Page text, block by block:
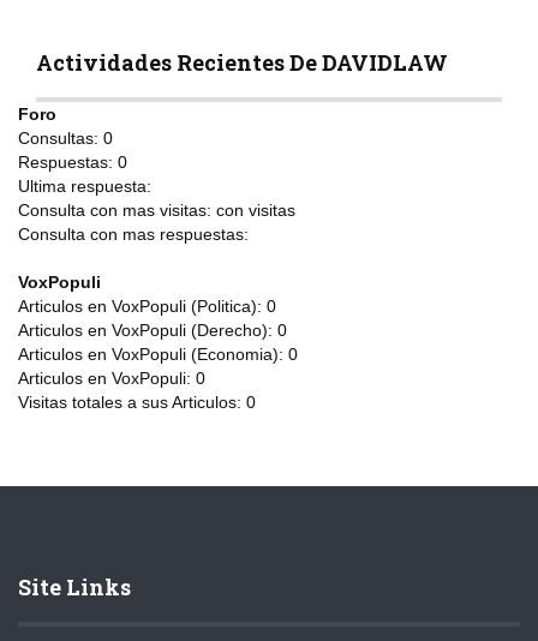
Actividades Recientes De DAVIDLAW
Foro
Consultas: 0
Respuestas: 0
Ultima respuesta:
Consulta con mas visitas: con visitas
Consulta con mas respuestas:
VoxPopuli
Articulos en VoxPopuli (Politica): 0
Articulos en VoxPopuli (Derecho): 0
Articulos en VoxPopuli (Economia): 0
Articulos en VoxPopuli: 0
Visitas totales a sus Articulos: 0
Site Links